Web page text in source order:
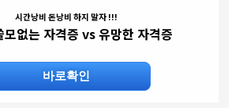
시간낭비 돈낭비 하지 말자 !!!
모없는 자격증 vs 유망한 자격증
바로확인